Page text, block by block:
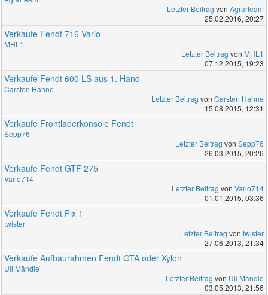
Letzter Beitrag von Agrarteam
25.02.2016, 20:27
Verkaufe Fendt 716 Vario
MHL1
Letzter Beitrag von MHL1
07.12.2015, 19:23
Verkaufe Fendt 600 LS aus 1. Hand
Carsten Hahne
Letzter Beitrag von Carsten Hahne
15.08.2015, 12:31
Verkaufe Frontladerkonsole Fendt
Sepp76
Letzter Beitrag von Sepp76
26.03.2015, 20:26
Verkaufe Fendt GTF 275
Vario714
Letzter Beitrag von Vario714
01.01.2015, 03:36
Verkaufe Fendt Fix 1
twister
Letzter Beitrag von twister
27.06.2013, 21:34
Verkaufe Aufbaurahmen Fendt GTA oder Xylon
Uli Mändle
Letzter Beitrag von Uli Mändle
03.05.2013, 21:56